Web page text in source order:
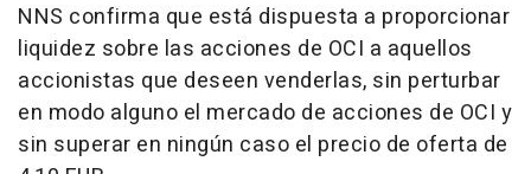
NNS confirma que está dispuesta a proporcionar
liquidez sobre las acciones de OCI a aquellos
accionistas que deseen venderlas, sin perturbar
en modo alguno el mercado de acciones de OCI y
sin superar en ningún caso el precio de oferta de